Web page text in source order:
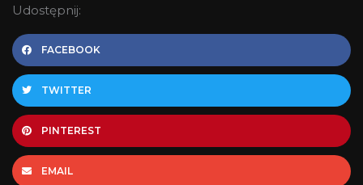
Udostępnij:
FACEBOOK
TWITTER
PINTEREST
EMAIL